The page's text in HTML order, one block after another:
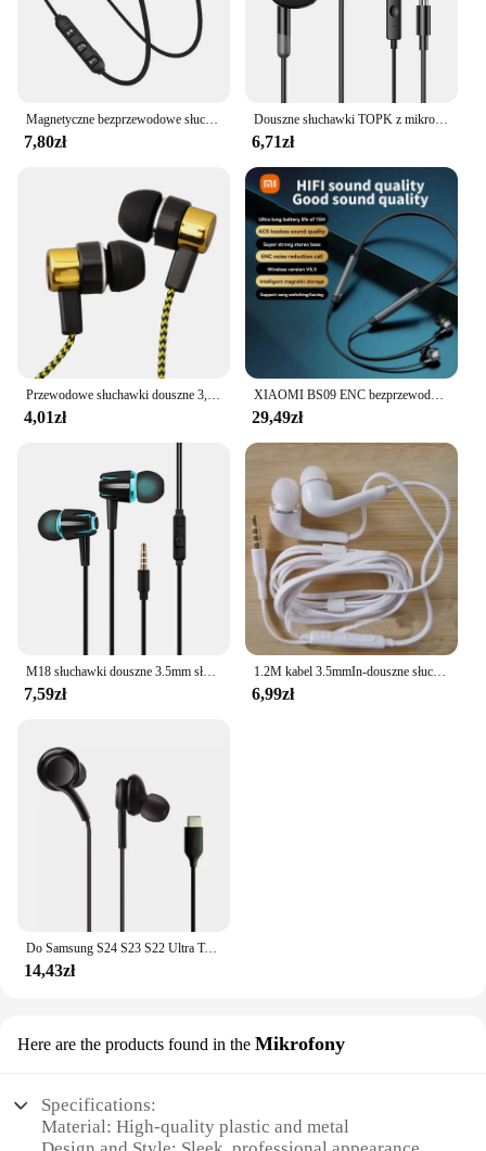
7,80zł
Douszne słuchawki TOPK z mikrofonem 3.5mm gniazdo uniwersalne dla iPhone Android
6,71zł
Przewodowe słuchawki douszne 3,5 mm 2 podstawowe pudełko Bass Stereo Słuchawki douszne Słuchawki mobilne z redukcją szumów Doskonałe słuchawki stereo z basem
4,01zł
XIAOMI BS09 ENC bezprzewodowe słuchawki z pałąkiem na kark sportowe słuchawki douszne do biegania Bluetooth5.3 HiFi stereofoniczny zestaw słuchawkowy z mikrofonem 200H tryb gotowości
29,49zł
M18 słuchawki douszne 3.5mm słuchawki douszne uniwersalne 1.2 m słuchawki stereofoniczne przewodowe do telefonu zestaw słuchawkowy do Samsung Xiaomi
7,59zł
1.2M kabel 3.5mmIn-douszne słuchawki słuchawkowe słuchawki Stereo z mikrofonem do Samsung Galaxy Dropshipping
6,99zł
Do Samsung S24 S23 S22 Ultra Type C Słuchawki douszne Przewodowe z mikrofonem Stereofoniczne słuchawki Hi-Fi z redukcją szumów do A55 A54
14,43zł
Here are the products found in the Mikrofony
Specifications:
Material: High-quality plastic and metal